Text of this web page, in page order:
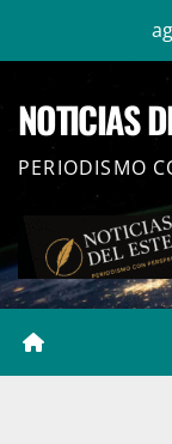
NOTICIAS
PERIODISMO